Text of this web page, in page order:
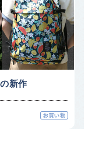
新作